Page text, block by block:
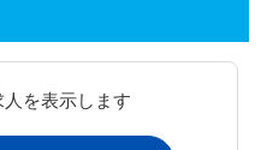
を表示します